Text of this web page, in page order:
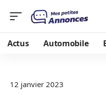
Actus Automobile
12 janvier 2023